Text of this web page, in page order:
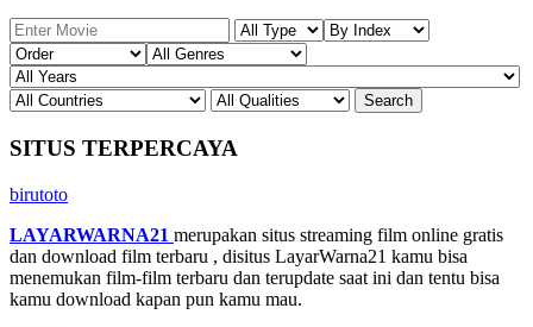
SITUS TERPERCAYA
birutoto
LAYARWARNA21 merupakan situs streaming film online gratis
dan download film terbaru , disitus LayarWarna21 kamu bisa
menemukan film-film terbaru dan terupdate saat ini dan tentu bisa
kamu download kapan pun kamu mau.